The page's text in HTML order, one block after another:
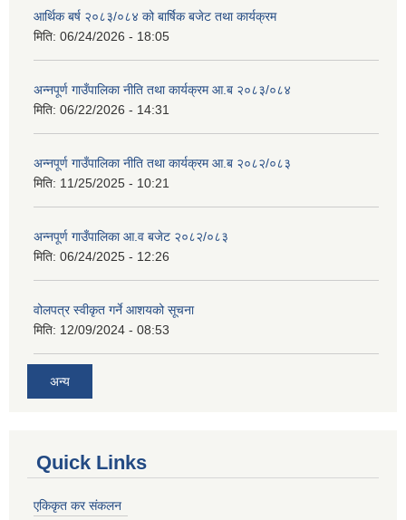
आर्थिक बर्ष २०८३/०८४ को बार्षिक बजेट तथा कार्यक्रम
मिति: 06/24/2026 - 18:05
अन्नपूर्ण गाउँपालिका नीति तथा कार्यक्रम आ.ब २०८३/०८४
मिति: 06/22/2026 - 14:31
अन्नपूर्ण गाउँपालिका नीति तथा कार्यक्रम आ.ब २०८२/०८३
मिति: 11/25/2025 - 10:21
अन्नपूर्ण गाउँपालिका आ.व बजेट २०८२/०८३
मिति: 06/24/2025 - 12:26
वोलपत्र स्वीकृत गर्ने आशयको सूचना
मिति: 12/09/2024 - 08:53
अन्य
Quick Links
एकिकृत कर संकलन